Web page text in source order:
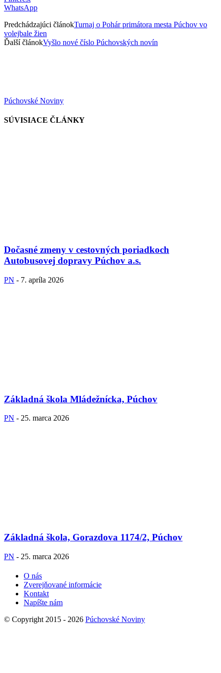
WhatsApp
Predchádzajúci článokTurnaj o Pohár primátora mesta Púchov vo
volejbale žien
Ďalší článokVyšlo nové číslo Púchovských novín
Púchovské Noviny
SÚVISIACE ČLÁNKY
Dočasné zmeny v cestovných poriadkoch
Autobusovej dopravy Púchov a.s.
PN - 7. apríla 2026
Základná škola Mládežnícka, Púchov
PN - 25. marca 2026
Základná škola, Gorazdova 1174/2, Púchov
PN - 25. marca 2026
O nás
Zverejňované informácie
Kontakt
Napíšte nám
© Copyright 2015 - 2026 Púchovské Noviny